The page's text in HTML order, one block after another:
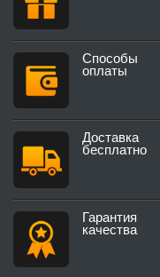
Способы
оплаты
Доставка
бесплатно
Гарантия
качества